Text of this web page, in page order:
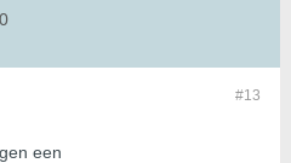
#13
een